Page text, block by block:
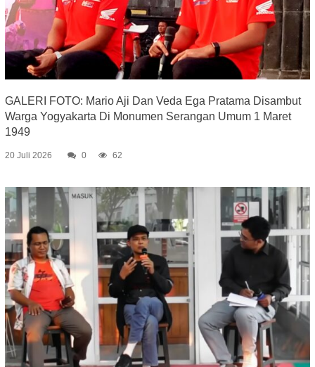
GALERI FOTO: Mario Aji Dan Veda Ega Pratama Disambut
Warga Yogyakarta Di Monumen Serangan Umum 1 Maret
1949
20 Juli 2026 0 62